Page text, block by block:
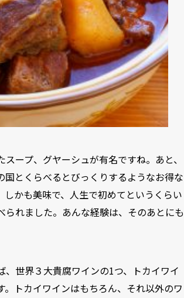
ープ、グヤーシュが有名ですね。あと、
国とくらべるとびっくりするようなお得な
しかも美味で、人生で初めてというくらい
られました。あんな経験は、そのあとにも
、世界３大貴腐ワインの1つ、トカイワイ
。トカイワインはもちろん、それ以外のワ